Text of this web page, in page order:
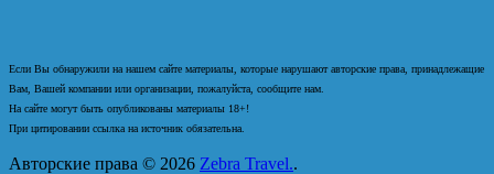
Если Вы обнаружили на нашем сайте материалы, которые нарушают авторские права, принадлежащие
Вам, Вашей компании или организации, пожалуйста, сообщите нам.
На сайте могут быть опубликованы материалы 18+!
При цитировании ссылка на источник обязательна.
Авторские права © 2026 Zebra Travel..